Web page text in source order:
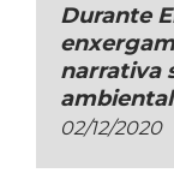
Durante
narrativa
ambiental
02/12/2020